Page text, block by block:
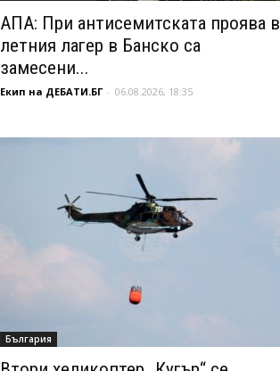
АПА: При антисемитската проява в
летния лагер в Банско са
замесени...
Екип на ДЕБАТИ.БГ - 06.08.2026, 18:35
България